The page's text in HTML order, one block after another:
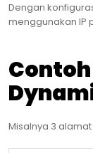
Dengan
menggunakan IP
Misalnya 3